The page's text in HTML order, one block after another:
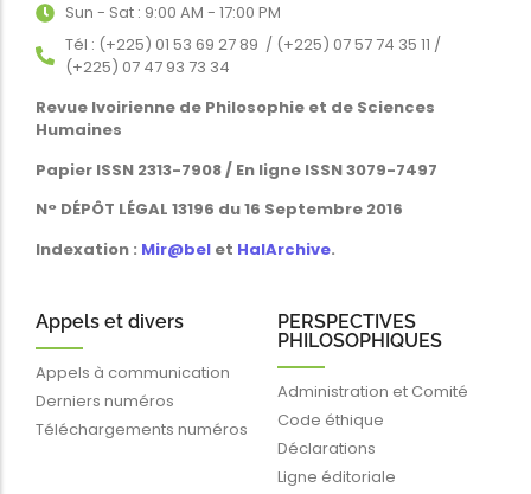
Sun - Sat : 9:00 AM - 17:00 PM
Tél : (+225) 01 53 69 27 89 / (+225) 07 57 74 35 11 /
(+225) 07 47 93 73 34
Revue Ivoirienne de Philosophie et de Sciences
Humaines
Papier ISSN 2313-7908 / En ligne ISSN 3079-7497
N° DÉPÔT LÉGAL 13196 du 16 Septembre 2016
Indexation : Mir@bel et HalArchive.
Appels et divers
Appels à communication
Derniers numéros
Téléchargements numéros
PERSPECTIVES
PHILOSOPHIQUES
Administration et Comité
Code éthique
Déclarations
Ligne éditoriale